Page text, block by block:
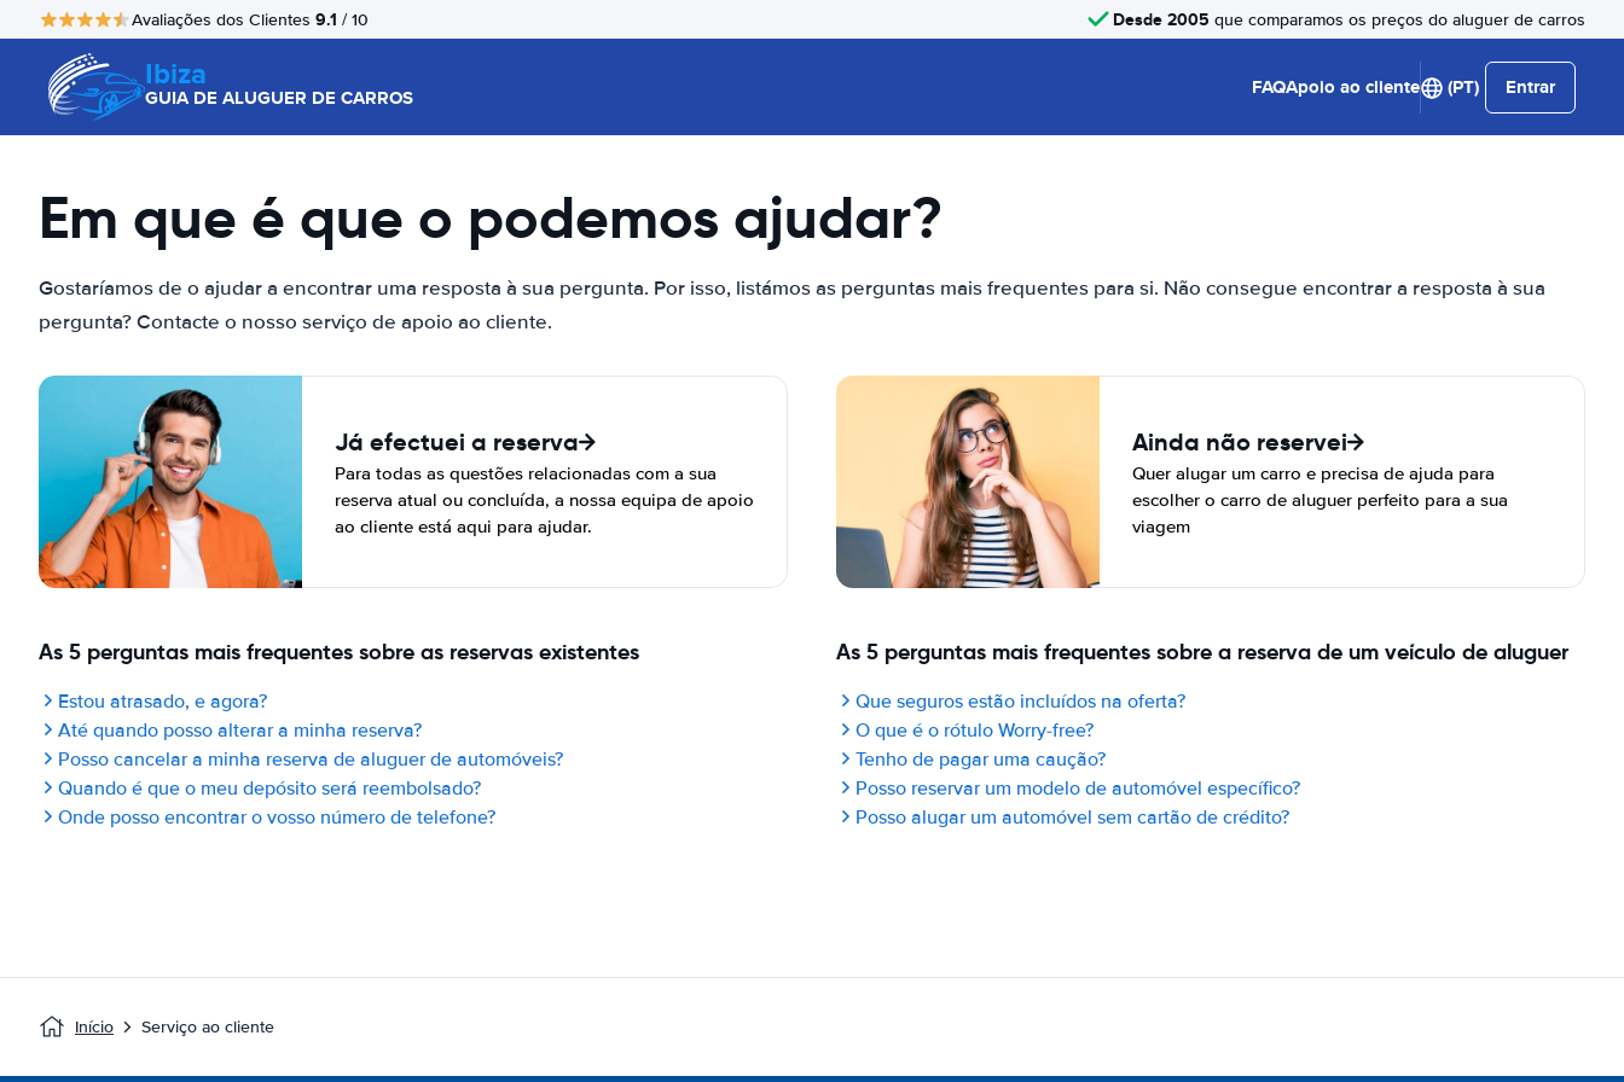
Avaliações dos Clientes 9.1 / 10 Desde 2005 que comparamos os preços do aluguer de carros
Ibiza
GUIA DE ALUGUER DE CARROS FAQApoio ao cliente (PT) Entrar
Em que é que o podemos ajudar?
Gostaríamos de o ajudar a encontrar uma resposta à sua pergunta. Por isso, listámos as perguntas mais frequentes para si. Não consegue encontrar a resposta à sua
pergunta? Contacte o nosso serviço de apoio ao cliente.
Já efectuei a reserva
Para todas as questões relacionadas com a sua
reserva atual ou concluída, a nossa equipa de apoio
ao cliente está aqui para ajudar.
Ainda não reservei
Quer alugar um carro e precisa de ajuda para
escolher o carro de aluguer perfeito para a sua
viagem
As 5 perguntas mais frequentes sobre as reservas existentes
Estou atrasado, e agora?
Até quando posso alterar a minha reserva?
Posso cancelar a minha reserva de aluguer de automóveis?
Quando é que o meu depósito será reembolsado?
Onde posso encontrar o vosso número de telefone?
As 5 perguntas mais frequentes sobre a reserva de um veículo de aluguer
Que seguros estão incluídos na oferta?
O que é o rótulo Worry-free?
Tenho de pagar uma caução?
Posso reservar um modelo de automóvel específico?
Posso alugar um automóvel sem cartão de crédito?
Início Serviço ao cliente